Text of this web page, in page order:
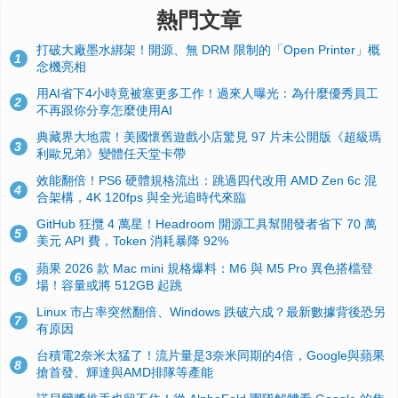
熱門文章
1
打破大廠墨水綁架！開源、無 DRM 限制的「Open Printer」概
念機亮相
2
用AI省下4小時竟被塞更多工作！過來人曝光：為什麼優秀員工
不再跟你分享怎麼使用AI
3
典藏界大地震！美國懷舊遊戲小店驚見 97 片未公開版《超級瑪
利歐兄弟》變體任天堂卡帶
4
效能翻倍！PS6 硬體規格流出：跳過四代改用 AMD Zen 6c 混
合架構，4K 120fps 與全光追時代來臨
5
GitHub 狂攬 4 萬星！Headroom 開源工具幫開發者省下 70 萬
美元 API 費，Token 消耗暴降 92%
6
蘋果 2026 款 Mac mini 規格爆料：M6 與 M5 Pro 異色搭檔登
場！容量或將 512GB 起跳
7
Linux 市占率突然翻倍、Windows 跌破六成？最新數據背後恐另
有原因
8
台積電2奈米太猛了！流片量是3奈米同期的4倍，Google與蘋果
搶首發、輝達與AMD排隊等產能